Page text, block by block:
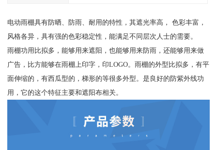
电动雨棚具有防晒、防雨、耐用的特性，其遮光率高， 色彩丰富，
风格各异，具有强的色彩稳定性，能满足不同层次人士的需要。
雨棚功用比拟多，能够用来遮阳，也能够用来防雨，还能够用来做
广告，比方能够在雨棚上印字，印LOGO。雨棚的外型比拟多，有平
面伸缩的，有西瓜型的，梯形的等很多外型。是良好的防紫外线功
用，它的这个特征主要和遮阳布相关。